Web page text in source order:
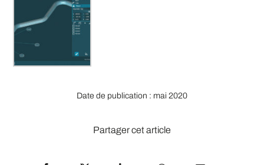
Date de publication : mai 2020
Partager cet article